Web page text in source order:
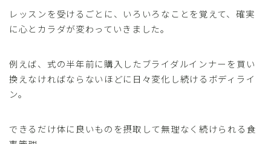
レッスンを受けるごとに、いろいろなことを覚えて、確実
に心とカラダが変わっていきました。
例えば、式の半年前に購入したブライダルインナーを買い
換えなければならないほどに日々変化し続けるボディライ
ン。
できるだけ体に良いものを摂取して無理なく続けられる食